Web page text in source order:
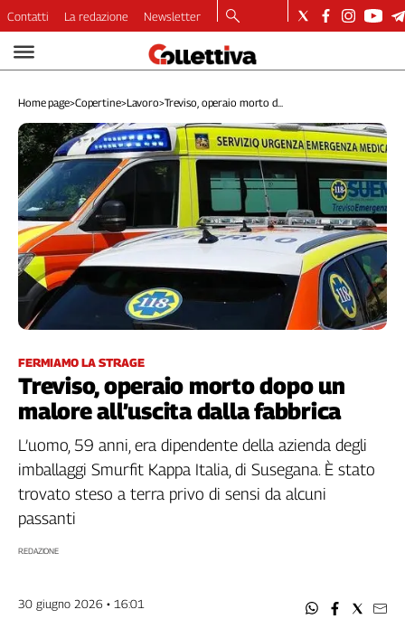
Video
Dirette
Longform
Copertine
Economia
Lavoro
Ambiente
Diritti
Welfare
Italia
Internazionale
Categorie
Filcams
Filctem
Fillea
Filt
Flai
Fp
Contatti La redazione Newsletter
Home page>Copertine>Lavoro>Treviso, operaio morto d...
FERMIAMO LA STRAGE
Treviso, operaio morto dopo un
malore all’uscita dalla fabbrica
L’uomo, 59 anni, era dipendente della azienda degli
imballaggi Smurfit Kappa Italia, di Susegana. È stato
trovato steso a terra privo di sensi da alcuni
passanti
REDAZIONE
30 giugno 2026 • 16:01